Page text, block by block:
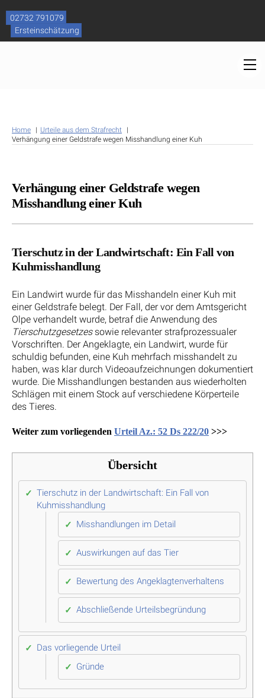
content
02732 791079
Ersteinschätzung
Home
Urteile aus dem Strafrecht
Verhängung einer Geldstrafe wegen Misshandlung einer Kuh
Verhängung einer Geldstrafe wegen
Misshandlung einer Kuh
Tierschutz in der Landwirtschaft: Ein Fall von
Kuhmisshandlung
Ein Landwirt wurde für das Misshandeln einer Kuh mit
einer Geldstrafe belegt. Der Fall, der vor dem Amtsgericht
Olpe verhandelt wurde, betraf die Anwendung des
Tierschutzgesetzessowie relevanter strafprozessualer
Vorschriften. Der Angeklagte, ein Landwirt, wurde für
schuldig befunden, eine Kuh mehrfach misshandelt zu
haben, was klar durch Videoaufzeichnungen dokumentiert
wurde. Die Misshandlungen bestanden aus wiederholten
Schlägen mit einem Stock auf verschiedene Körperteile
des Tieres.
Weiter zum vorliegenden Urteil Az.: 52 Ds 222/20 >>>
Übersicht
Tierschutz in der Landwirtschaft: Ein Fall von
Kuhmisshandlung
Misshandlungen im Detail
Auswirkungen auf das Tier
Bewertung des Angeklagtenverhaltens
Abschließende Urteilsbegründung
Das vorliegende Urteil
Gründe